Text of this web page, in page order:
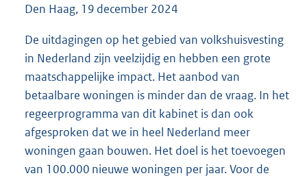
Den Haag, 19 december 2024
De uitdagingen op het gebied van volkshuisvesting
in Nederland zijn veelzijdig en hebben een grote
maatschappelijke impact. Het aanbod van
betaalbare woningen is minder dan de vraag. In het
regeerprogramma van dit kabinet is dan ook
afgesproken dat we in heel Nederland meer
woningen gaan bouwen. Het doel is het toevoegen
van 100.000 nieuwe woningen per jaar. Voor de